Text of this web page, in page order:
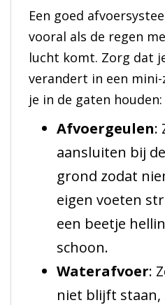
Een goed
vooral als de regen
lucht komt. Zorg dat
verandert in een
je in de gaten houden:
Afvoergeulen:
aansluiten bij
grond zodat
eigen voeten
een beetje
schoon.
Waterafvoer:
niet blijft